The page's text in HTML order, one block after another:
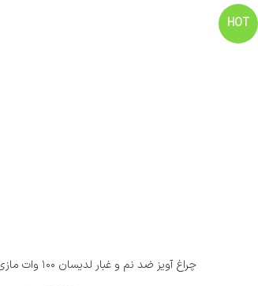
HOT
چراغ آویز ضد نم و غبار لدیسان ۱۰۰ وات مازی نور